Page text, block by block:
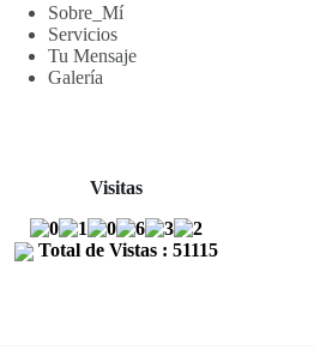
Sobre_Mí
Servicios
Tu Mensaje
Galería
Visitas
Total de Vistas : 51115